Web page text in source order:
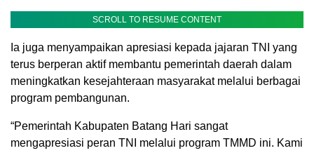
SCROLL TO RESUME CONTENT
Ia juga menyampaikan apresiasi kepada jajaran TNI yang
terus berperan aktif membantu pemerintah daerah dalam
meningkatkan kesejahteraan masyarakat melalui berbagai
program pembangunan.
“Pemerintah Kabupaten Batang Hari sangat
mengapresiasi peran TNI melalui program TMMD ini. Kami